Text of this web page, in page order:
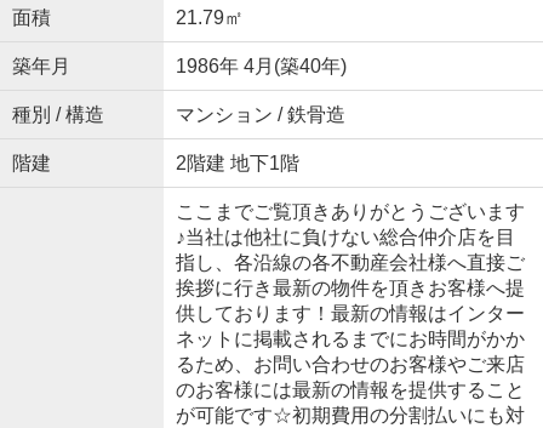
面積 21.79㎡
築年月 1986年 4月(築40年)
種別 / 構造 マンション / 鉄骨造
階建 2階建 地下1階
ここまでご覧頂きありがとうございます
♪当社は他社に負けない総合仲介店を目
指し、各沿線の各不動産会社様へ直接ご
挨拶に行き最新の物件を頂きお客様へ提
供しております！最新の情報はインター
ネットに掲載されるまでにお時間がかか
るため、お問い合わせのお客様やご来店
のお客様には最新の情報を提供すること
が可能です☆初期費用の分割払いにも対